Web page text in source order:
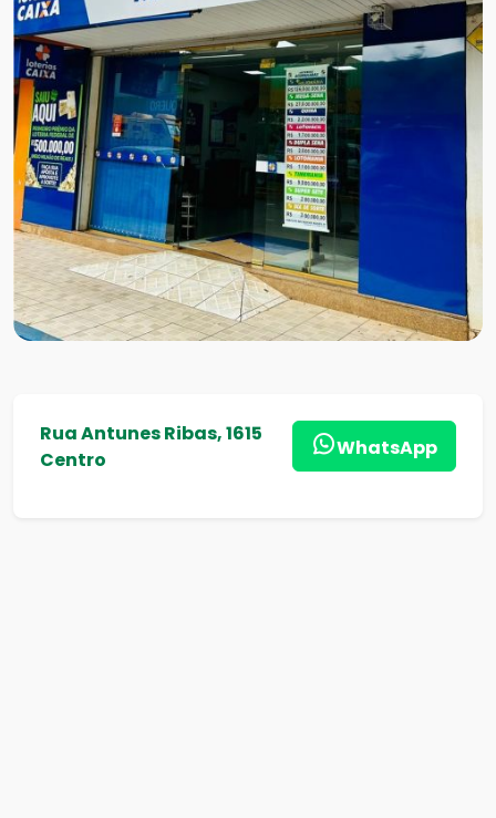
Rua Antunes Ribas, 1615
Centro
WhatsApp